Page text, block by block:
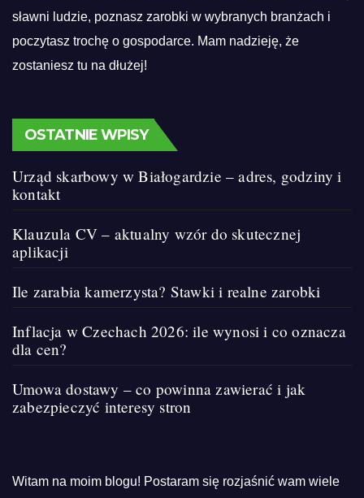
sławni ludzie, poznasz zarobki w wybranych branżach i
poczytasz trochę o gospodarce. Mam nadzieję, że
zostaniesz tu na dłużej!
OSTATNIE WPISY
Urząd skarbowy w Białogardzie – adres, godziny i
kontakt
Klauzula CV – aktualny wzór do skutecznej
aplikacji
Ile zarabia kamerzysta? Stawki i realne zarobki
Inflacja w Czechach 2026: ile wynosi i co oznacza
dla cen?
Umowa dostawy – co powinna zawierać i jak
zabezpieczyć interesy stron
Witam na moim blogu! Postaram się rozjaśnić wam wiele